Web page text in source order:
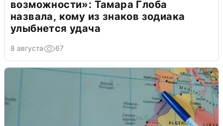
возможности»: Тамара Глоба
назвала, кому из знаков зодиака
улыбнется удача
8 августа 67